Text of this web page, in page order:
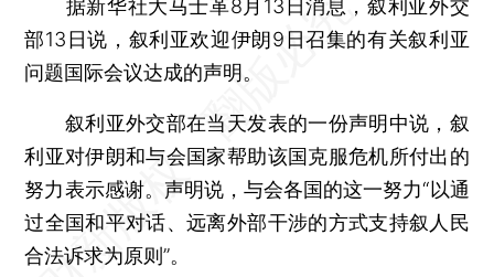
据新华社大马士革8月13日消息，叙利亚外交
部13日说，叙利亚欢迎伊朗9日召集的有关叙利亚
问题国际会议达成的声明。
叙利亚外交部在当天发表的一份声明中说，叙
利亚对伊朗和与会国家帮助该国克服危机所付出的
努力表示感谢。声明说，与会各国的这一努力“以通
过全国和平对话、远离外部干涉的方式支持叙人民
合法诉求为原则”。